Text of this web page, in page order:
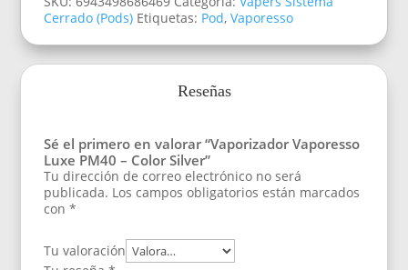
Cerrado (Pods) Etiquetas: Pod,Vaporesso
Reseñas
Sé el primero en valorar “Vaporizador Vaporesso
Luxe PM40 – Color Silver”
Tu dirección de correo electrónico no será
publicada. Los campos obligatorios están marcados
con*
Tu valoración